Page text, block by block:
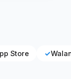
Store ✓